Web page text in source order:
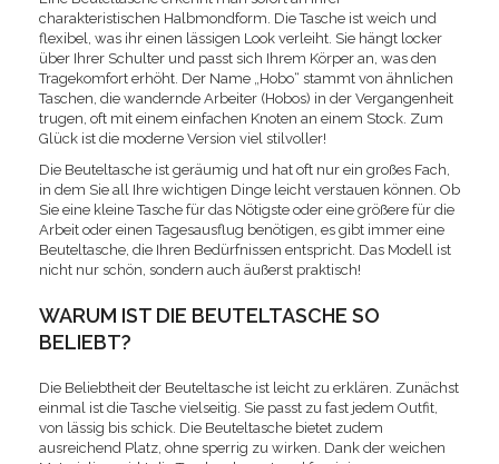
charakteristischen Halbmondform. Die Tasche ist weich und
flexibel, was ihr einen lässigen Look verleiht. Sie hängt locker
über Ihrer Schulter und passt sich Ihrem Körper an, was den
Tragekomfort erhöht. Der Name „Hobo“ stammt von ähnlichen
Taschen, die wandernde Arbeiter (Hobos) in der Vergangenheit
trugen, oft mit einem einfachen Knoten an einem Stock. Zum
Glück ist die moderne Version viel stilvoller!
Die Beuteltasche ist geräumig und hat oft nur ein großes Fach,
in dem Sie all Ihre wichtigen Dinge leicht verstauen können. Ob
Sie eine kleine Tasche für das Nötigste oder eine größere für die
Arbeit oder einen Tagesausflug benötigen, es gibt immer eine
Beuteltasche, die Ihren Bedürfnissen entspricht. Das Modell ist
nicht nur schön, sondern auch äußerst praktisch!
WARUM IST DIE BEUTELTASCHE SO
BELIEBT?
Die Beliebtheit der Beuteltasche ist leicht zu erklären. Zunächst
einmal ist die Tasche vielseitig. Sie passt zu fast jedem Outfit,
von lässig bis schick. Die Beuteltasche bietet zudem
ausreichend Platz, ohne sperrig zu wirken. Dank der weichen